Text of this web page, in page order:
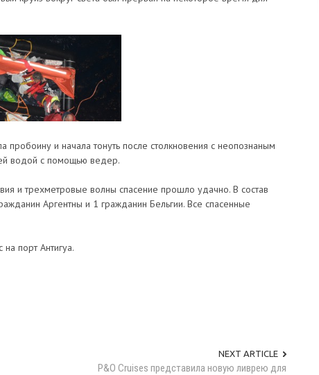
пробоину и начала тонуть после столкновения с неопознаным
водой с помощью ведер.
и трехметровые волны спасение прошло удачно. В состав
Аргентны и 1 гражданин Бельгии. Все спасенные
порт Антигуа.
NEXT ARTICLE
P&O Cruises представила новую ливрею для